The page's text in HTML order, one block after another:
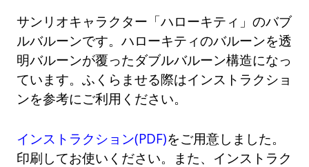
サンリオキャラクター「ハローキティ」のバブ
ルバルーンです。ハローキティのバルーンを透
明バルーンが覆ったダブルバルーン構造になっ
ています。ふくらませる際はインストラクショ
ンを参考にご利用ください。
インストラクション(PDF)をご用意しました。
印刷してお使いください。また、インストラク